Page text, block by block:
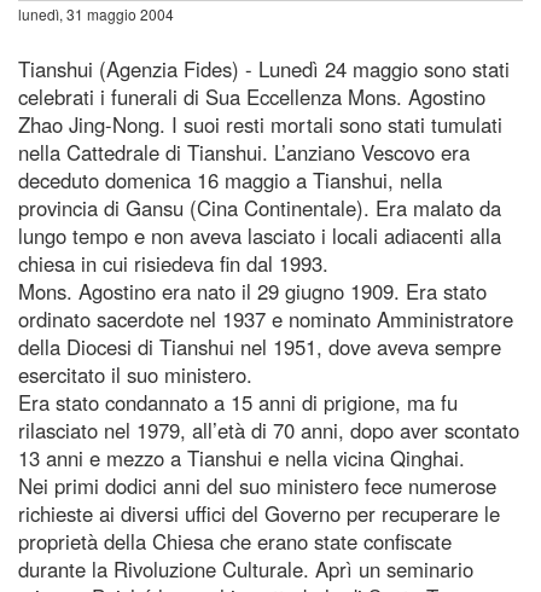
lunedì, 31 maggio 2004
Tianshui (Agenzia Fides) - Lunedì 24 maggio sono stati
celebrati i funerali di Sua Eccellenza Mons. Agostino
Zhao Jing-Nong. I suoi resti mortali sono stati tumulati
nella Cattedrale di Tianshui. L’anziano Vescovo era
deceduto domenica 16 maggio a Tianshui, nella
provincia di Gansu (Cina Continentale). Era malato da
lungo tempo e non aveva lasciato i locali adiacenti alla
chiesa in cui risiedeva fin dal 1993.
Mons. Agostino era nato il 29 giugno 1909. Era stato
ordinato sacerdote nel 1937 e nominato Amministratore
della Diocesi di Tianshui nel 1951, dove aveva sempre
esercitato il suo ministero.
Era stato condannato a 15 anni di prigione, ma fu
rilasciato nel 1979, all’età di 70 anni, dopo aver scontato
13 anni e mezzo a Tianshui e nella vicina Qinghai.
Nei primi dodici anni del suo ministero fece numerose
richieste ai diversi uffici del Governo per recuperare le
proprietà della Chiesa che erano state confiscate
durante la Rivoluzione Culturale. Aprì un seminario